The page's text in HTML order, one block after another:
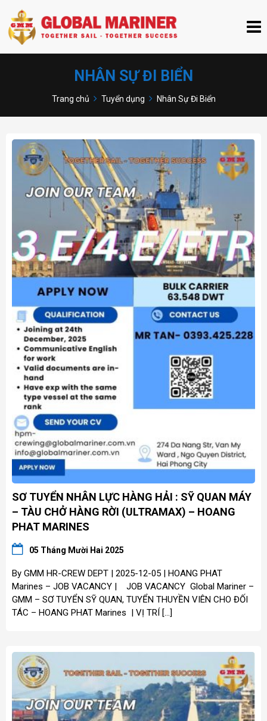
NHÂN SỰ ĐI BIỂN
Trang chủ Tuyển dụng Nhân Sự Đi Biển
SƠ TUYỂN NHÂN LỰC HÀNG HẢI : SỸ QUAN MÁY
– TÀU CHỞ HÀNG RỜI (ULTRAMAX) – HOANG
PHAT MARINES
05 Tháng Mười Hai 2025
By GMM HR-CREW DEPT | 2025-12-05 | HOANG PHAT
Marines – JOB VACANCY | JOB VACANCY Global Mariner –
GMM – SƠ TUYỂN SỸ QUAN, TUYỂN THUYỀN VIÊN CHO ĐỐI
TÁC – HOANG PHAT Marines | VỊ TRÍ […]